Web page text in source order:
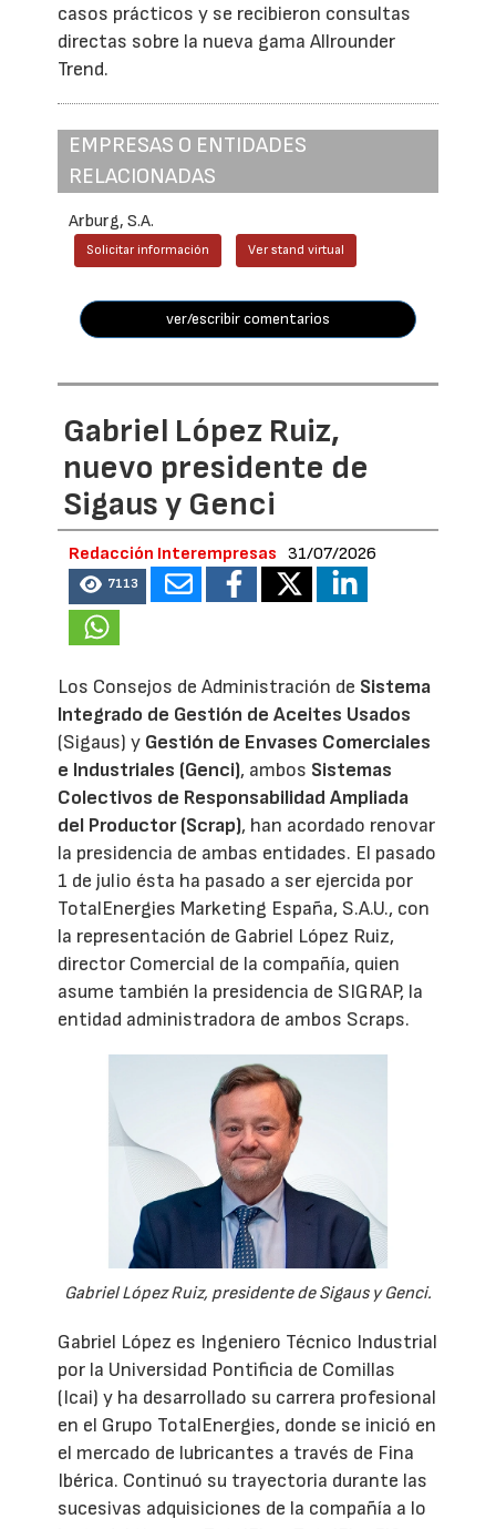
casos prácticos y se recibieron consultas
directas sobre la nueva gama Allrounder
Trend.
EMPRESAS O ENTIDADES
RELACIONADAS
Arburg, S.A.
Solicitar información Ver stand virtual
ver/escribir comentarios
Gabriel López Ruiz,
nuevo presidente de
Sigaus y Genci
Redacción Interempresas 31/07/2026
7113
Los Consejos de Administración de Sistema
Integrado de Gestión de Aceites Usados
(Sigaus) y Gestión de Envases Comerciales
e Industriales (Genci), ambos Sistemas
Colectivos de Responsabilidad Ampliada
del Productor (Scrap), han acordado renovar
la presidencia de ambas entidades. El pasado
1 de julio ésta ha pasado a ser ejercida por
TotalEnergies Marketing España, S.A.U., con
la representación de Gabriel López Ruiz,
director Comercial de la compañía, quien
asume también la presidencia de SIGRAP, la
entidad administradora de ambos Scraps.
Gabriel López Ruiz, presidente de Sigaus y Genci.
Gabriel López es Ingeniero Técnico Industrial
por la Universidad Pontificia de Comillas
(Icai) y ha desarrollado su carrera profesional
en el Grupo TotalEnergies, donde se inició en
el mercado de lubricantes a través de Fina
Ibérica. Continuó su trayectoria durante las
sucesivas adquisiciones de la compañía a lo